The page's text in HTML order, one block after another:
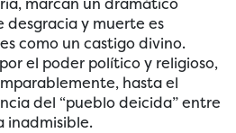
desgracia y muerte es
como un castigo divino.
el poder político y religioso,
hasta el
del “pueblo deicida” entre
inadmisible.